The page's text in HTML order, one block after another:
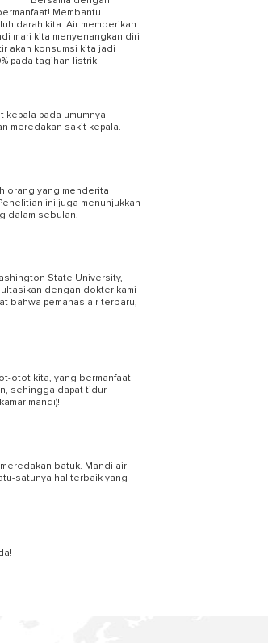
Membantu
darah kita. Air memberikan
mari kita menyenangkan diri
akan konsumsi kita jadi
pada tagihan listrik
pada umumnya
meredakan sakit kepala.
orang yang menderita
ini juga menunjukkan
dalam sebulan.
State University,
dengan dokter kami
bahwa pemanas air terbaru,
otot kita, yang bermanfaat
sehingga dapat tidur
mandi)!
batuk. Mandi air
satunya hal terbaik yang